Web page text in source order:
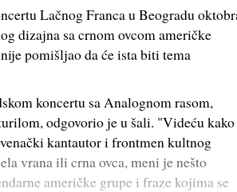
Lačnog Franca u Beogradu
dizajna sa crnom ovcom američke
pomišljao da će ista biti tema
koncertu sa Analognom rasom,
odgovorio je u šali. "Videću kako
kantautor i frontmen kultnog
vrana ili crna ovca, meni je nešto
američke grupe i fraze kojima se